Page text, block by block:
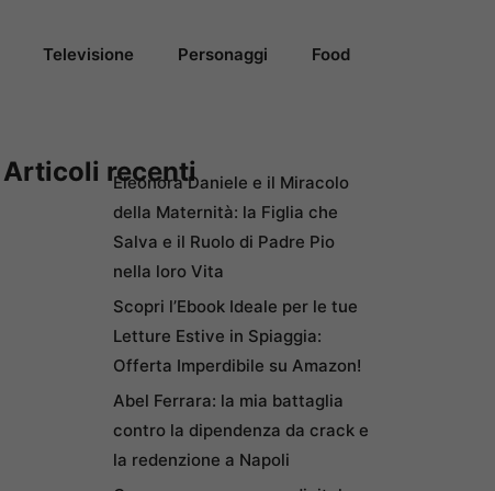
Televisione Personaggi Food
Articoli recentiEleonora Daniele e il Miracolo
della Maternità: la Figlia che
Salva e il Ruolo di Padre Pio
nella loro Vita
Scopri l’Ebook Ideale per le tue
Letture Estive in Spiaggia:
Offerta Imperdibile su Amazon!
Abel Ferrara: la mia battaglia
contro la dipendenza da crack e
la redenzione a Napoli